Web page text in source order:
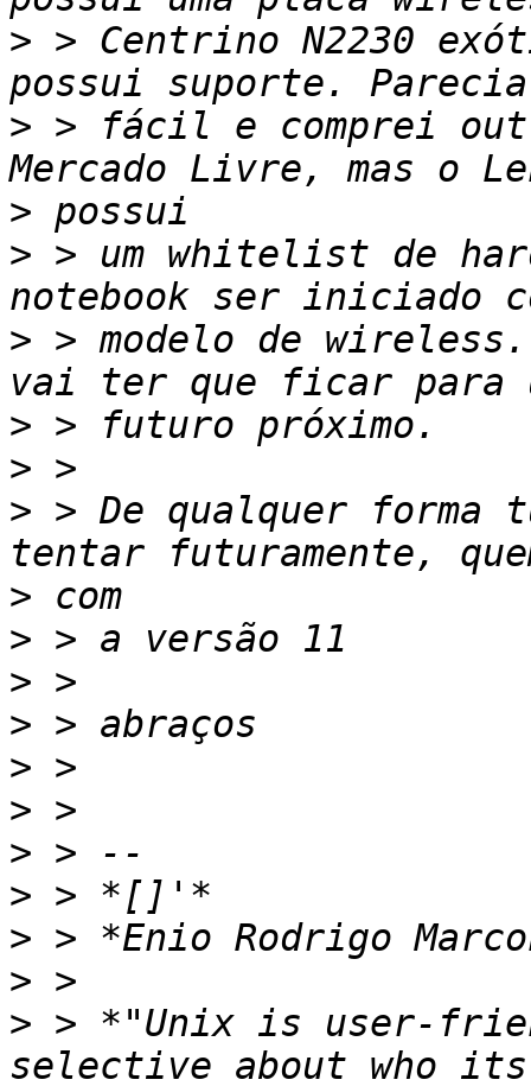
> > Centrino N2230
> > fácil e comprei
>
> > um whitelist de
> > modelo de
>
>
> > De qualquer forma
>
>
>
>
>
>
>
>
>
>
> > *"Unix is user-